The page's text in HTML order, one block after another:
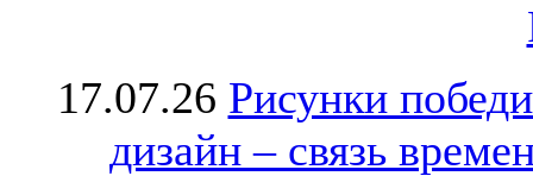
17.07.26 Рисунки
дизайн – связь